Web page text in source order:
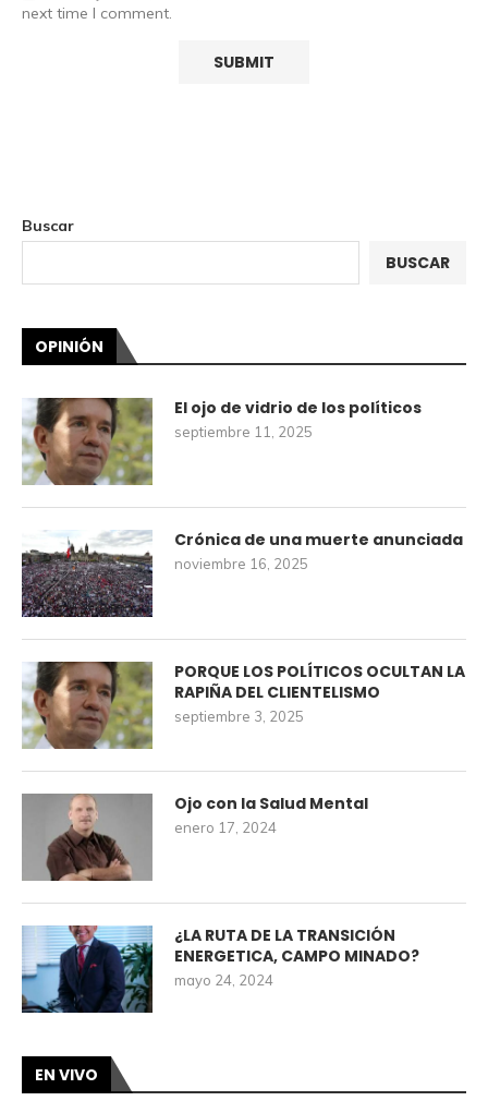
next time I comment.
Buscar
BUSCAR
OPINIÓN
El ojo de vidrio de los políticos
septiembre 11, 2025
Crónica de una muerte anunciada
noviembre 16, 2025
PORQUE LOS POLÍTICOS OCULTAN LA
RAPIÑA DEL CLIENTELISMO
septiembre 3, 2025
Ojo con la Salud Mental
enero 17, 2024
¿LA RUTA DE LA TRANSICIÓN
ENERGETICA, CAMPO MINADO?
mayo 24, 2024
EN VIVO